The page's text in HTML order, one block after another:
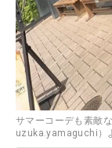
サマーコーデも素敵
uzuka.yamaguchi）